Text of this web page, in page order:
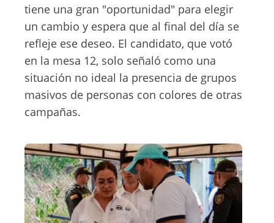
tiene una gran "oportunidad" para elegir
un cambio y espera que al final del día se
refleje ese deseo. El candidato, que votó
en la mesa 12, solo señaló como una
situación no ideal la presencia de grupos
masivos de personas con colores de otras
campañas.